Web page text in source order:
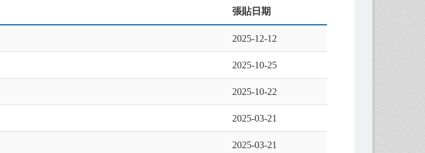
張貼日期
2025-12-12
2025-10-25
2025-10-22
2025-03-21
2025-03-21